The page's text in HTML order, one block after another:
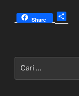
Share
h
e